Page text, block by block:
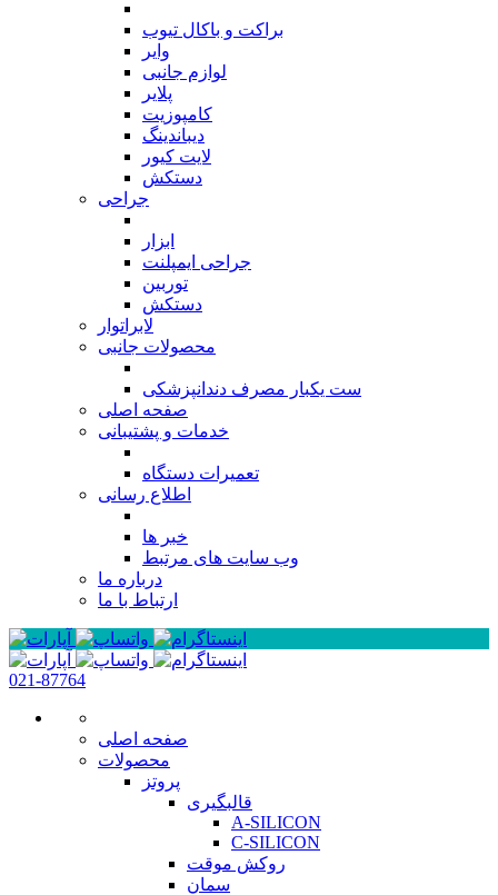
براکت و باکال تیوب
وایر
لوازم جانبی
پلایر
کامپوزیت
دیباندینگ
لایت کیور
دستکش
جراحی
ابزار
جراحی ایمپلنت
توربین
دستکش
لابراتوار
محصولات جانبی
ست یکبار مصرف دندانپزشکی
صفحه اصلی
خدمات و پشتیبانی
تعمیرات دستگاه
اطلاع رسانی
خبر ها
وب سایت های مرتبط
درباره ما
ارتباط با ما
021-87764
صفحه اصلی
محصولات
پروتز
قالبگیری
A-SILICON
C-SILICON
روکش موقت
سمان